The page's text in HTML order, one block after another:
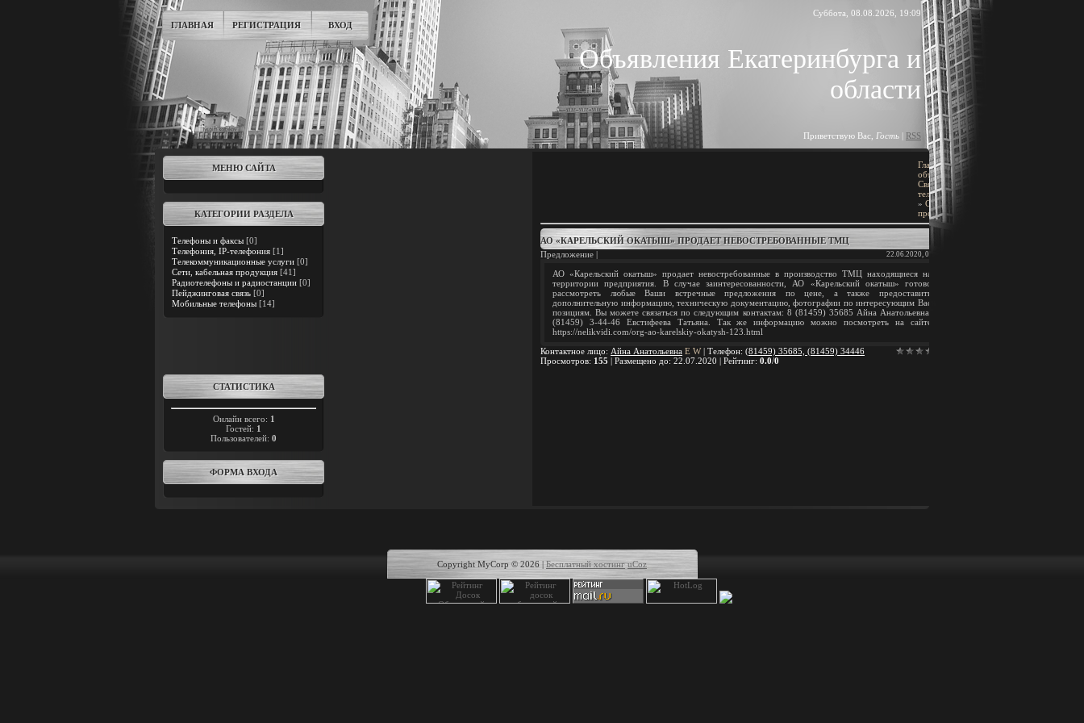
ГЛАВНАЯ РЕГИСТРАЦИЯ ВХОД
Суббота, 08.08.2026, 19:09
Объявления Екатеринбурга и
области
Приветствую Вас Гость | RSS
МЕНЮ САЙТА
КАТЕГОРИИ РАЗДЕЛА
Телефоны и факсы [0]
Телефония, IP-телефония [1]
Телекоммуникационные услуги [0]
Сети, кабельная продукция [41]
Радиотелефоны и радиостанции [0]
Пейджинговая связь [0]
Мобильные телефоны [14]
СТАТИСТИКА
Онлайн всего: 1
Гостей: 1
Пользователей: 0
ФОРМА ВХОДА
Главная»Доска
объявлений
Связь и
телекоммуникации
» Сети, кабельная
продукция
АО «КАРЕЛЬСКИЙ ОКАТЫШ» ПРОДАЕТ НЕВОСТРЕБОВАННЫЕ ТМЦ
Предложение |
22.06.2020, 02:13
АО «Карельский окатыш» продает невостребованные в производство ТМЦ находящиеся на
территории предприятия. В случае заинтересованности, АО «Карельский окатыш» готово
рассмотреть любые Ваши встречные предложения по цене, а также предоставить
дополнительную информацию, техническую документацию, фотографии по интересующим Вас
позициям. Вы можете связаться по следующим контактам: 8 (81459) 35685 Айна Анатольевна,
(81459) 3-44-46 Евстифеева Татьяна. Так же информацию можно посмотреть на сайте
https://nelikvidi.com/org-ao-karelskiy-okatysh-123.html
Контактное лицо: Айна Анатольевна E W| Телефон: (81459) 35685, (81459) 34446
Просмотров: 155 | Размещено до: 22.07.2020 | Рейтинг: 0.0/0
Copyright MyCorp © 2026 | Бесплатный хостинг uCoz